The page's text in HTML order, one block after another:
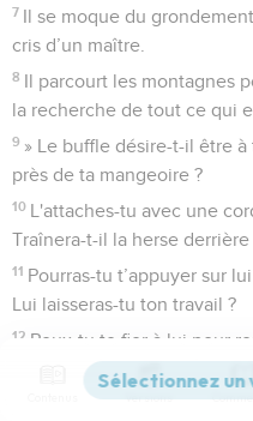
7 Il se moque du
cris d’un maître.
8 Il parcourt les montagnes
la recherche de tout ce qui
9 » Le buffle désire-t-il être
près de ta mangeoire ?
10 L'attaches-tu avec une
Traînera-t-il la herse
11 Pourras-tu t’appuyer sur
Lui laisseras-tu ton travail ?
12 Peux-tu te fier à lui pour
rassemblera-t-il dans ton
» L'aile des autruches se
Versions